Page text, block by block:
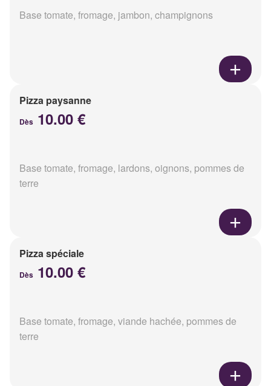
Base tomate, fromage, jambon, champignons
Pizza paysanne
Dès 10.00 €
Base tomate, fromage, lardons, oignons, pommes de
terre
Pizza spéciale
Dès 10.00 €
Base tomate, fromage, viande hachée, pommes de
terre